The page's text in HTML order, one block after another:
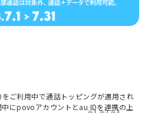
ご利用中で通話トッピングが適用され
にpovoアカウントとau IDを連携の上